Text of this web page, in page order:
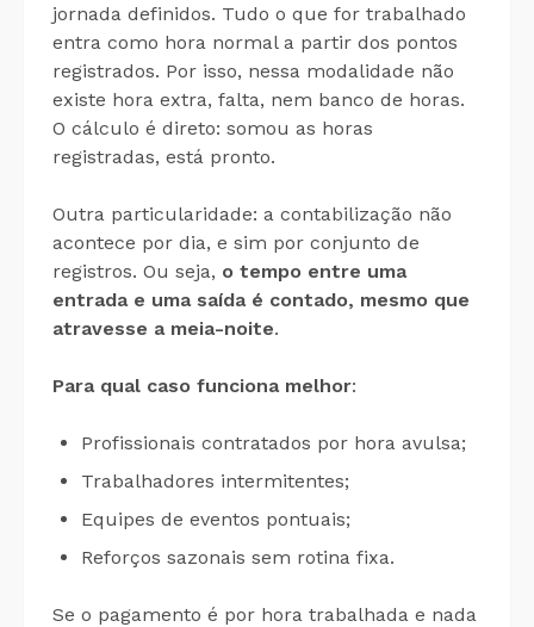
jornada definidos. Tudo o que for trabalhado
entra como hora normal a partir dos pontos
registrados. Por isso, nessa modalidade não
existe hora extra, falta, nem banco de horas.
O cálculo é direto: somou as horas
registradas, está pronto.
Outra particularidade: a contabilização não
acontece por dia, e sim por conjunto de
registros. Ou seja, o tempo entre uma
entrada e uma saída é contado, mesmo que
atravesse a meia-noite.
Para qual caso funciona melhor:
Profissionais contratados por hora avulsa;
Trabalhadores intermitentes;
Equipes de eventos pontuais;
Reforços sazonais sem rotina fixa.
Se o pagamento é por hora trabalhada e nada